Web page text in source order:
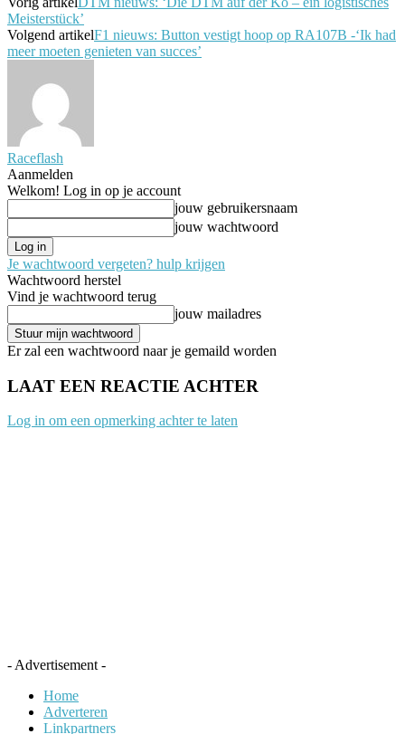
Meisterstück’
Volgend artikelF1 nieuws: Button vestigt hoop op RA107B -‘Ik had
meer moeten genieten van succes’
Raceflash
Aanmelden
Welkom! Log in op je account
jouw gebruikersnaam
jouw wachtwoord
Je wachtwoord vergeten? hulp krijgen
Wachtwoord herstel
Vind je wachtwoord terug
jouw mailadres
Er zal een wachtwoord naar je gemaild worden
LAAT EEN REACTIE ACHTER
Log in om een opmerking achter te laten
- Advertisement -
Home
Adverteren
Linkpartners